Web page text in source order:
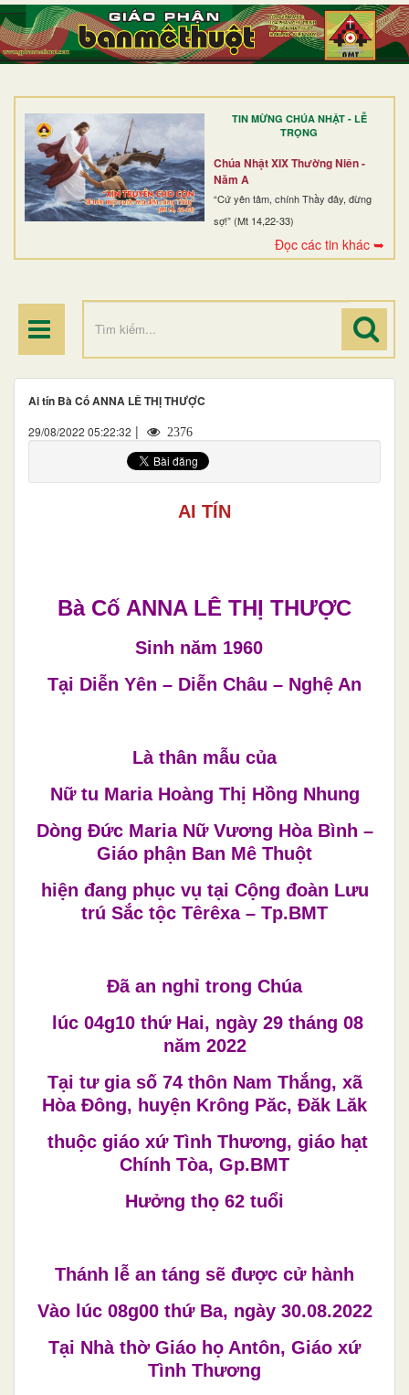
TIN MỪNG CHÚA NHẬT - LỄ
TRỌNG
Chúa Nhật XIX Thường Niên -
Năm A
“Cứ yên tâm, chính Thầy đây, đừng
sợ!” (Mt 14,22-33)
Đọc các tin khác ➥
TRANG NHẤT
GIỚI THIỆU
DÒNG TU
BAN MỤC VỤ
ĐOÀN THỂ CG
Ai tín Bà Cố ANNA LÊ THỊ THƯỢC
29/08/2022 05:22:32 | 2376
AI TÍN
Bà Cố ANNA LÊ THỊ THƯỢC
Sinh năm 1960
Tại Diễn Yên – Diễn Châu – Nghệ An
Là thân mẫu của
Nữ tu Maria Hoàng Thị Hồng Nhung
Dòng Đức Maria Nữ Vương Hòa Bình –
Giáo phận Ban Mê Thuột
hiện đang phục vụ tại Cộng đoàn Lưu
trú Sắc tộc Têrêxa – Tp.BMT
Đã an nghỉ trong Chúa
lúc 04g10 thứ Hai, ngày 29 tháng 08
năm 2022
Tại tư gia số 74 thôn Nam Thắng, xã
Hòa Đông, huyện Krông Păc, Đăk Lăk
thuộc giáo xứ Tình Thương, giáo hạt
Chính Tòa, Gp.BMT
Hưởng thọ 62 tuổi
Thánh lễ an táng sẽ được cử hành
Vào lúc 08g00 thứ Ba, ngày 30.08.2022
Tại Nhà thờ Giáo họ Antôn, Giáo xứ
Tình Thương